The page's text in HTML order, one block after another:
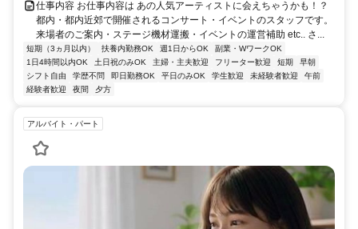
仕事内容 お仕事内容は あの人気アーティストに会えちゃうかも！？
都内・都内近郊で開催されるコンサート・イベントのスタッフです。
来場者のご案内・ステージ機材運搬・イベントの運営補助 etc.. さ...
短期（3ヵ月以内） 扶養内勤務OK 週1日からOK
副業・WワークOK
1日4時間以内OK
土日祝のみOK 主婦・主夫歓迎 フリーター歓迎 短期
早朝
シフト自由
学歴不問 即日勤務OK 平日のみOK 学生歓迎 未経験者歓迎
午前
経験者歓迎
夜間 夕方
アルバイト・パート